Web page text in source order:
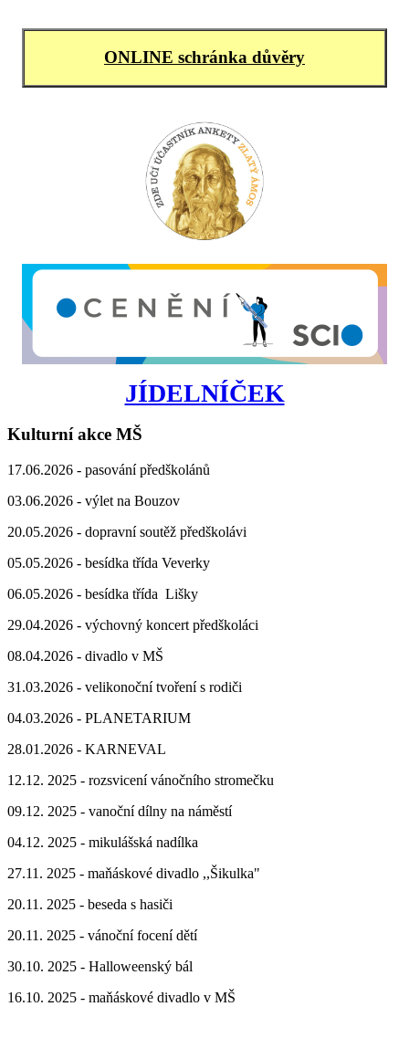
ONLINE schránka důvěry
JÍDELNÍČEK
Kulturní akce MŠ
17.06.2026 - pasování předškolánů
03.06.2026 - výlet na Bouzov
20.05.2026 - dopravní soutěž předškolávi
05.05.2026 - besídka třída Veverky
06.05.2026 - besídka třída Lišky
29.04.2026 - výchovný koncert předškoláci
08.04.2026 - divadlo v MŠ
31.03.2026 - velikonoční tvoření s rodiči
04.03.2026 - PLANETARIUM
28.01.2026 - KARNEVAL
12.12. 2025 - rozsvicení vánočního stromečku
09.12. 2025 - vanoční dílny na náměstí
04.12. 2025 - mikulášská nadílka
27.11. 2025 - maňáskové divadlo ,,Šikulka"
20.11. 2025 - beseda s hasiči
20.11. 2025 - vánoční focení dětí
30.10. 2025 - Halloweenský bál
16.10. 2025 - maňáskové divadlo v MŠ